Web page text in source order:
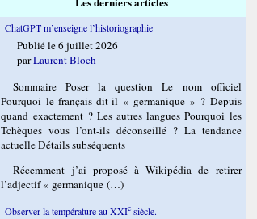
ChatGPT m’enseigne l’historiographie
Publié le 6 juillet 2026
parLaurent Bloch
Sommaire Poser la question Le nom officiel
Pourquoi le français dit-il « germanique » ? Depuis
quand exactement ? Les autres langues Pourquoi les
Tchèques vous l’ont-ils déconseillé ? La tendance
actuelle Détails subséquents
Récemment j’ai proposé à Wikipédia de retirer
l’adjectif « germanique (…)
Observer la température au XXIe siècle.